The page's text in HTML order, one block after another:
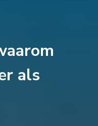
als